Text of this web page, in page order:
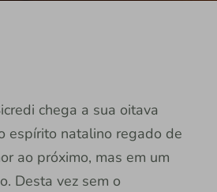
chega a sua oitava
espírito natalino regado de
ao próximo, mas em um
Desta vez sem o